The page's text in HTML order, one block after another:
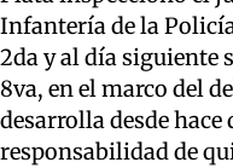
Infantería de la
2da y al día siguiente
8va, en el marco del
desarrolla desde
responsabilidad de